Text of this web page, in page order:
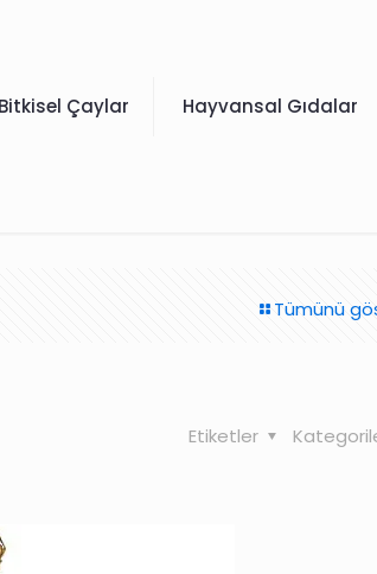
Bitkisel Çaylar Hayvansal Gıdalar
Tümünü
Etiketler